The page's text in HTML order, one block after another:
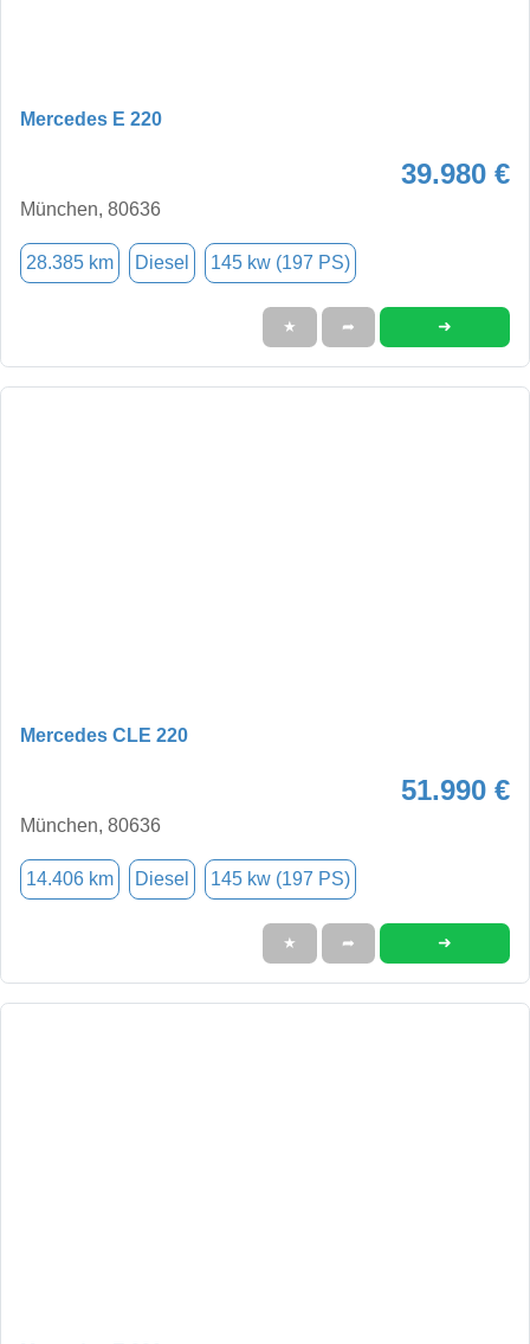
Mercedes E 220
39.980 €
München, 80636
28.385 km Diesel 145 kw (197 PS)
★ ➦ ➜
Mercedes CLE 220
51.990 €
München, 80636
14.406 km Diesel 145 kw (197 PS)
★ ➦ ➜